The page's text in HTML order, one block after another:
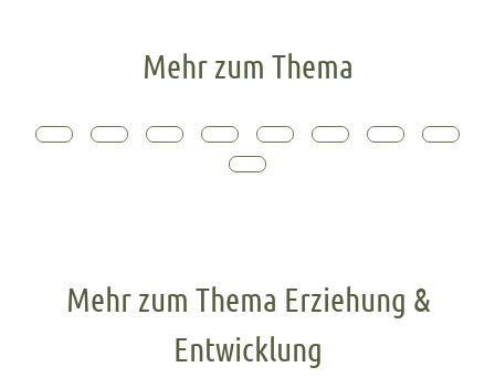
Mehr zum Thema
Mehr zum Thema Erziehung &
Entwicklung